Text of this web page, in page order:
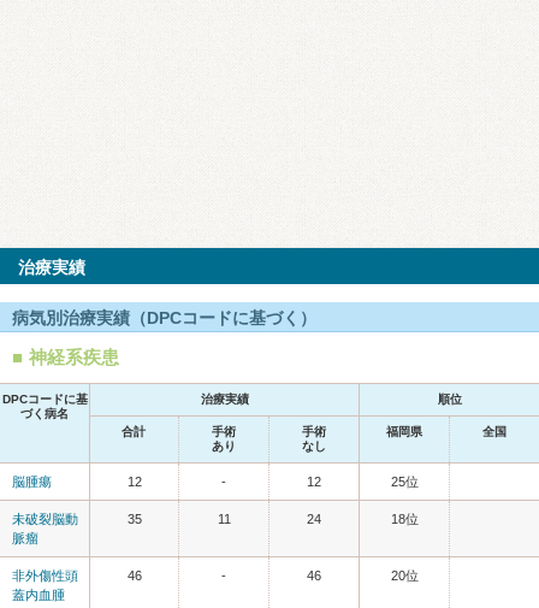
治療実績
病気別治療実績（DPCコードに基づく）
神経系疾患
DPCコードに基
づく病名
治療実績 順位
合計
手術
あり
手術
なし
福岡県 全国
脳腫瘍 12 - 12 25位
未破裂脳動
脈瘤
35 11 24 18位
非外傷性頭
蓋内血腫
46 - 46 20位